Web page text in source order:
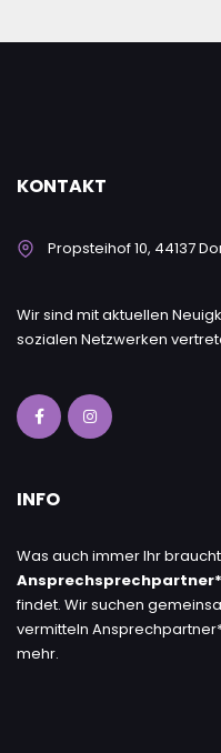
KONTAKT
Propsteihof 10, 44137
Wir sind mit aktuellen
sozialen Netzwerken
INFO
Was auch immer Ihr
findet. Wir suchen
vermitteln
mehr.